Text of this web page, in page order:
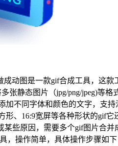
动图是一款gif合成工具，这
张静态图片（jpg/png/jpeg)等
加不同字体和颜色的文字，支
形、16:9宽屏等各种形状的gif
些原因，需要多个gif图片合
具，操作简单，具体操作步骤